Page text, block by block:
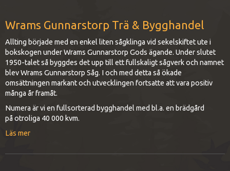
Wrams Gunnarstorp Trä & Bygghandel
Allting började med en enkel liten sågklinga vid sekelskiftet ute i
bokskogen under Wrams Gunnarstorp Gods ägande. Under slutet
1950-talet så byggdes det upp till ett fullskaligt sågverk och namnet
blev Wrams Gunnarstorp Såg. I och med detta så ökade
omsättningen markant och utvecklingen fortsatte att vara positiv
många år framåt.
Numera är vi en fullsorterad bygghandel med bl.a. en brädgård
på otroliga 40 000 kvm.
Läs mer